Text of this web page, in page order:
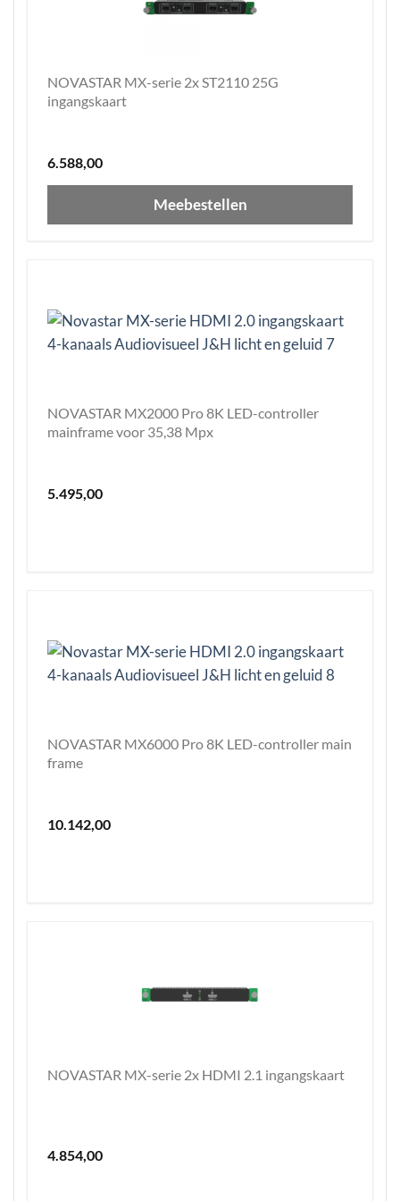
NOVASTAR MX-serie 2x ST2110 25G
ingangskaart
6.588,00
Meebestellen
NOVASTAR MX2000 Pro 8K LED-controller
mainframe voor 35,38 Mpx
5.495,00
NOVASTAR MX6000 Pro 8K LED-controller main
frame
10.142,00
NOVASTAR MX-serie 2x HDMI 2.1 ingangskaart
4.854,00